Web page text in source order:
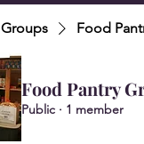
Groups Food
Food Pantry
Public · 1 member